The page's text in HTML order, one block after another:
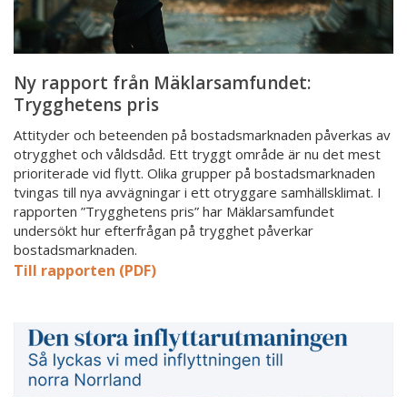
Ny rapport från Mäklarsamfundet:
Trygghetens pris
Attityder och beteenden på bostadsmarknaden påverkas av
otrygghet och våldsdåd. Ett tryggt område är nu det mest
prioriterade vid flytt. Olika grupper på bostadsmarknaden
tvingas till nya avvägningar i ett otryggare samhällsklimat. I
rapporten ”Trygghetens pris” har Mäklarsamfundet
undersökt hur efterfrågan på trygghet påverkar
bostadsmarknaden.
Till rapporten (PDF)
inflyttarutmaningen